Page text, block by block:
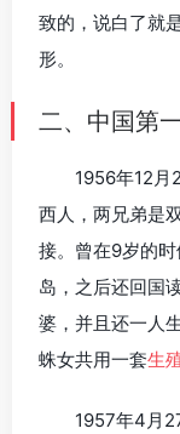
致的，说白了就
形。
二、中国第
1956年12月
西人，两兄弟是
接。曾在9岁的
岛，之后还回国
婆，并且还一人
蛛女共用一套生
1957年4月